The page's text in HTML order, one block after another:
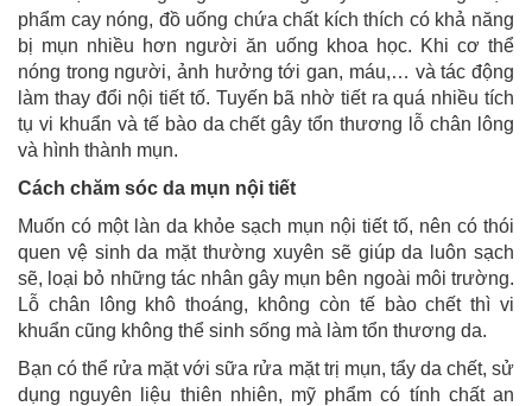
phẩm cay nóng, đồ uống chứa chất kích thích có khả năng
bị mụn nhiều hơn người ăn uống khoa học. Khi cơ thể
nóng trong người, ảnh hưởng tới gan, máu,… và tác động
làm thay đổi nội tiết tố. Tuyến bã nhờ tiết ra quá nhiều tích
tụ vi khuẩn và tế bào da chết gây tổn thương lỗ chân lông
và hình thành mụn.
Cách chăm sóc da mụn nội tiết
Muốn có một làn da khỏe sạch mụn nội tiết tố, nên có thói
quen vệ sinh da mặt thường xuyên sẽ giúp da luôn sạch
sẽ, loại bỏ những tác nhân gây mụn bên ngoài môi trường.
Lỗ chân lông khô thoáng, không còn tế bào chết thì vi
khuẩn cũng không thể sinh sống mà làm tổn thương da.
Bạn có thể rửa mặt với sữa rửa mặt trị mụn, tẩy da chết, sử
dụng nguyên liệu thiên nhiên, mỹ phẩm có tính chất an